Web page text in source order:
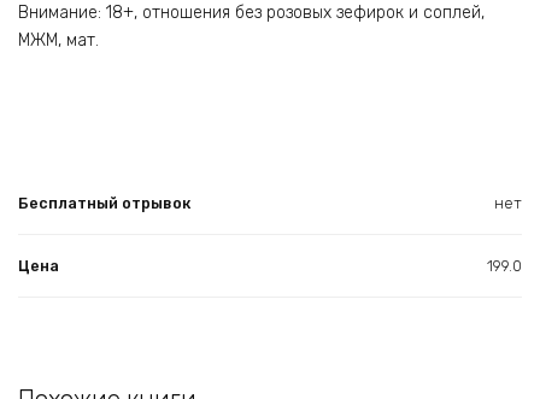
Внимание: 18+, отношения без розовых зефирок и соплей,
МЖМ, мат.
Бесплатный отрывок нет
Цена 199.0